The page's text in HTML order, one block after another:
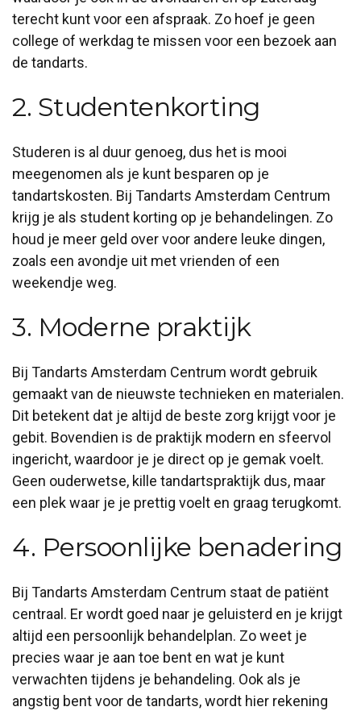
terecht kunt voor een afspraak. Zo hoef je geen
college of werkdag te missen voor een bezoek aan
de tandarts.
2. Studentenkorting
Studeren is al duur genoeg, dus het is mooi
meegenomen als je kunt besparen op je
tandartskosten. Bij Tandarts Amsterdam Centrum
krijg je als student korting op je behandelingen. Zo
houd je meer geld over voor andere leuke dingen,
zoals een avondje uit met vrienden of een
weekendje weg.
3. Moderne praktijk
Bij Tandarts Amsterdam Centrum wordt gebruik
gemaakt van de nieuwste technieken en materialen.
Dit betekent dat je altijd de beste zorg krijgt voor je
gebit. Bovendien is de praktijk modern en sfeervol
ingericht, waardoor je je direct op je gemak voelt.
Geen ouderwetse, kille tandartspraktijk dus, maar
een plek waar je je prettig voelt en graag terugkomt.
4. Persoonlijke benadering
Bij Tandarts Amsterdam Centrum staat de patiënt
centraal. Er wordt goed naar je geluisterd en je krijgt
altijd een persoonlijk behandelplan. Zo weet je
precies waar je aan toe bent en wat je kunt
verwachten tijdens je behandeling. Ook als je
angstig bent voor de tandarts, wordt hier rekening